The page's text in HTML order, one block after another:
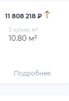
11 808 218 ₽
S кухни, м²
10.80 м²
Подробнее